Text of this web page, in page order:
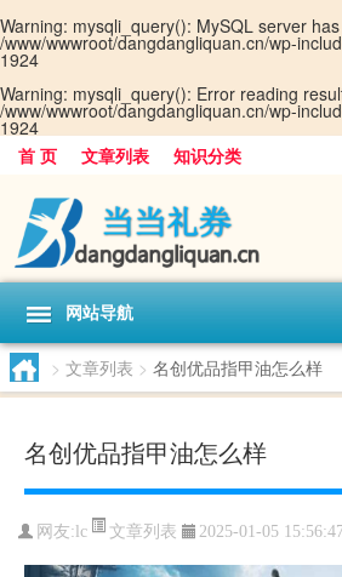
Warning: mysqli_query(): MySQL server
/www/wwwroot/dangdangliquan.cn/wp-
1924
Warning: mysqli_query(): Error reading
/www/wwwroot/dangdangliquan.cn/wp-
1924
首 页
文章列表 知识分类
网站导航
> 文章列表 > 名创优品指甲油怎么样
名创优品指甲油怎么样
网友: lc 文章列表 2025-01-05